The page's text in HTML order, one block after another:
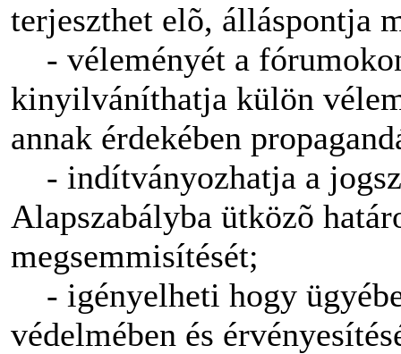
terjeszthet elõ, álláspontja
- véleményét a
kinyilváníthatja külön
annak érdekében
- indítványozhatja a
Alapszabályba ütközõ
megsemmisítését;
- igényelheti hogy
védelmében és